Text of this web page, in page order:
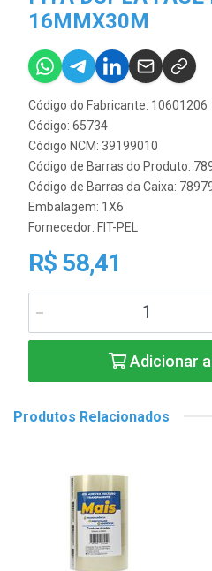
16MMX30M
Código do Fabricante: 10601206
Código: 65734
Código NCM: 39199010
Código de Barras do Produto:
Código de Barras da Caixa:
Embalagem: 1X6
Fornecedor: FIT-PEL
R$ 58,41
Adicionar
Produtos Relacionados